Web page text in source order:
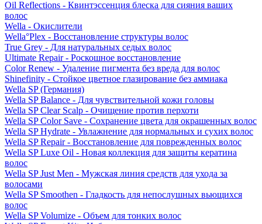
Oil Reflections - Квинтэссенция блеска для сияния ваших
волос
Wella - Окислители
Wella°Plex - Восстановление структуры волос
True Grey - Для натуральных седых волос
Ultimate Repair - Роскошное восстановление
Color Renew - Удаление пигмента без вреда для волос
Shinefinity - Стойкое цветное глазирование без аммиака
Wella SP (Германия)
Wella SP Balance - Для чувствительной кожи головы
Wella SP Clear Scalp - Очищение против перхоти
Wella SP Color Save - Сохранение цвета для окрашенных волос
Wella SP Hydrate - Увлажнение для нормальных и сухих волос
Wella SP Repair - Восстановление для поврежденных волос
Wella SP Luxe Oil - Новая коллекция для защиты кератина
волос
Wella SP Just Men - Мужская линия средств для ухода за
волосами
Wella SP Smoothen - Гладкость для непослушных вьющихся
волос
Wella SP Volumize - Объем для тонких волос